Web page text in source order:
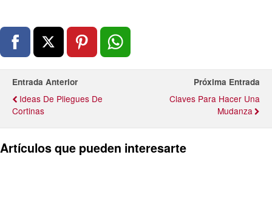
Entrada Anterior
Ideas De Pliegues De
Cortinas
Próxima Entrada
Claves Para Hacer Una
Mudanza
Artículos que pueden interesarte